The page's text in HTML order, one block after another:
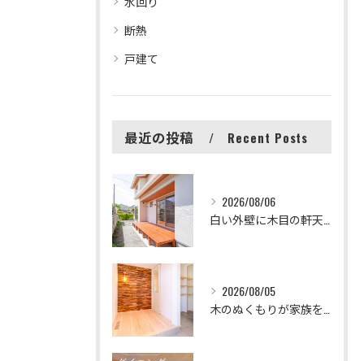
断熱
戸建て
最近の投稿 Recent Posts
2026/08/06
2026/08/05